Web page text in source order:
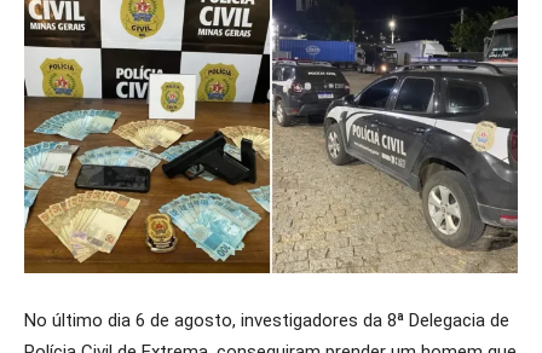
No último dia 6 de agosto, investigadores da 8ª Delegacia de